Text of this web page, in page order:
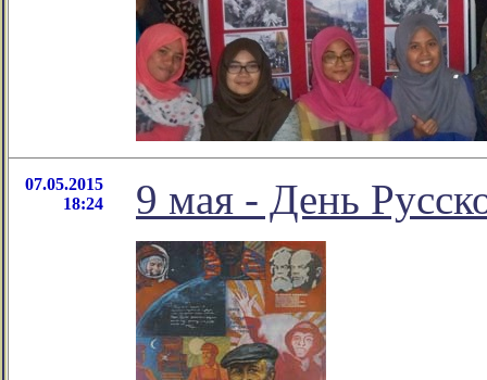
07.05.2015
18:24
9 мая - День